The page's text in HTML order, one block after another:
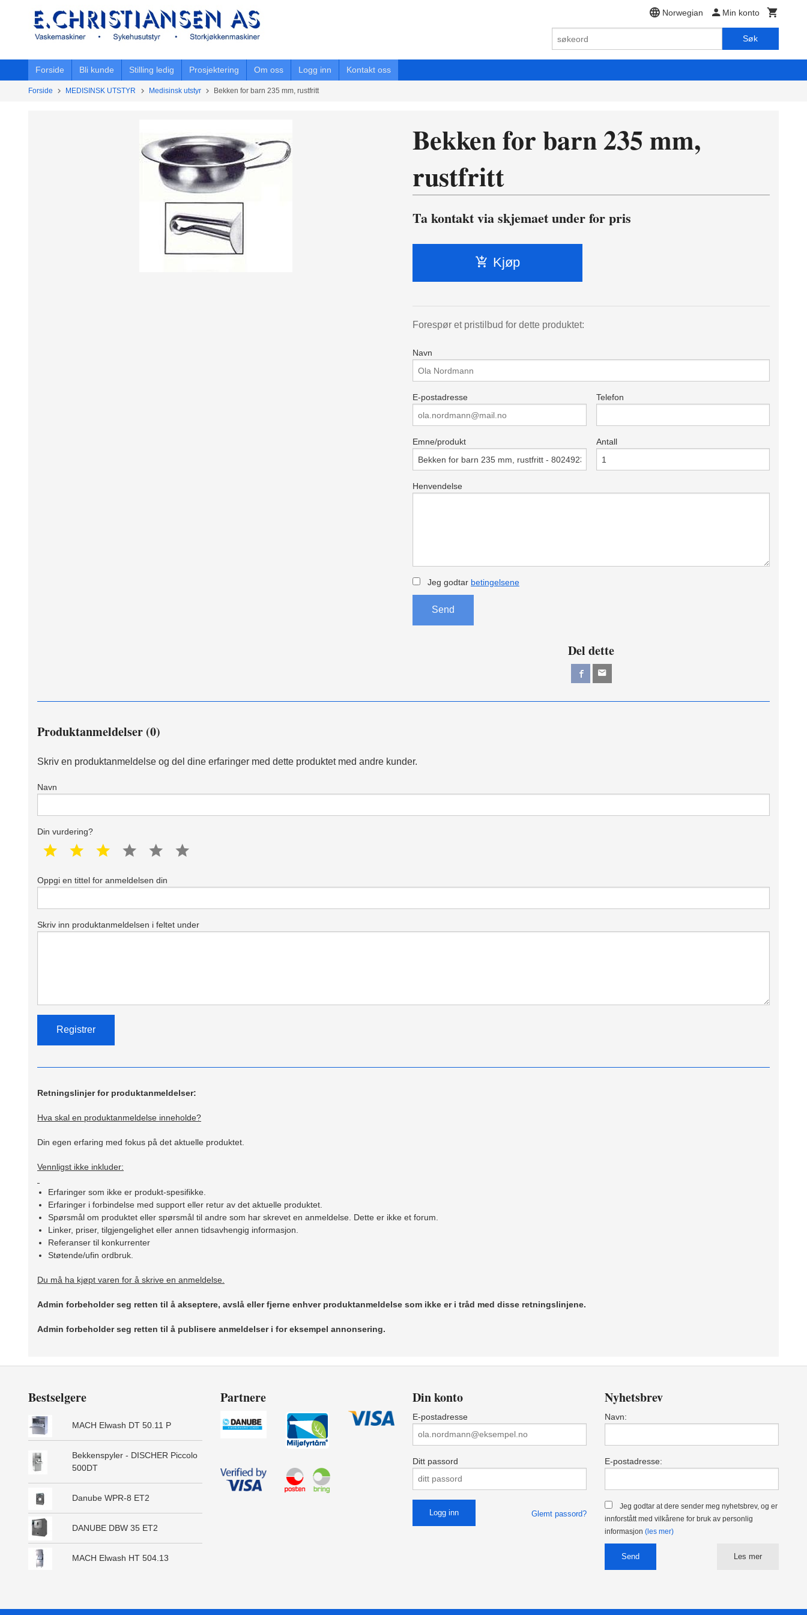
innholdet
Norwegian Min konto
Søk
Forside Bli kunde Stilling ledig Prosjektering Om oss Logg inn Kontakt oss
Forside MEDISINSK UTSTYR Medisinsk utstyr Bekken for barn 235 mm, rustfritt
Bekken for barn 235 mm,
rustfritt
Ta kontakt via skjemaet under for pris
Kjøp
Forespør et pristilbud for dette produktet:
Navn
E-postadresse Telefon
Emne/produkt Antall
Henvendelse
Jeg godtar betingelsene
Send
Del dette
Produktanmeldelser (0)
Skriv en produktanmeldelse og del dine erfaringer med dette produktet med andre kunder.
Navn
Din vurdering?
1 star 2 star 3 star 4 star 5 star
Oppgi en tittel for anmeldelsen din
Skriv inn produktanmeldelsen i feltet under
Retningslinjer for produktanmeldelser:
Hva skal en produktanmeldelse inneholde?
Din egen erfaring med fokus på det aktuelle produktet.
Vennligst ikke inkluder:
Erfaringer som ikke er produkt-spesifikke.
Erfaringer i forbindelse med support eller retur av det aktuelle produktet.
Spørsmål om produktet eller spørsmål til andre som har skrevet en anmeldelse. Dette er ikke et forum.
Linker, priser, tilgjengelighet eller annen tidsavhengig informasjon.
Referanser til konkurrenter
Støtende/ufin ordbruk.
Du må ha kjøpt varen for å skrive en anmeldelse.
Admin forbeholder seg retten til å akseptere, avslå eller fjerne enhver produktanmeldelse som ikke er i tråd med disse retningslinjene.
Admin forbeholder seg retten til å publisere anmeldelser i for eksempel annonsering.
Bestselgere
MACH Elwash DT 50.11 P
Bekkenspyler - DISCHER Piccolo
500DT
Danube WPR-8 ET2
DANUBE DBW 35 ET2
MACH Elwash HT 504.13
Partnere Din konto
E-postadresse
Ditt passord
Glemt passord?
Nyhetsbrev
Navn:
E-postadresse:
Jeg godtar at dere sender meg nyhetsbrev, og er
innforstått med vilkårene for bruk av personlig
informasjon (les mer)
Les mer